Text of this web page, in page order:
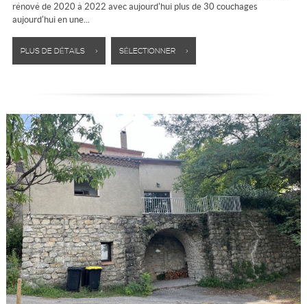
rénové de 2020 à 2022 avec aujourd'hui plus de 30 couchages
aujourd'hui en une...
PLUS DE DÉTAILS > SÉLECTIONNER >